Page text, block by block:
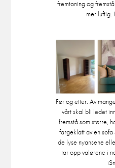
fremtoning og
mer luftig.
Før og etter. Av
vårt skal bli ledet
fremstå som større,
fargeklatt av en
de lyse nyansene
tar opp valørene i